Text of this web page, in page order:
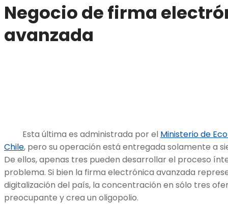
Negocio de firma
avanzada
Esta última es administrada por el Ministerio de
Chile, pero su operación está entregada solamente a
De ellos, apenas tres pueden desarrollar el proceso
problema. Si bien la firma electrónica avanzada
digitalización del país, la concentración en sólo tres
preocupante y crea un oligopolio.